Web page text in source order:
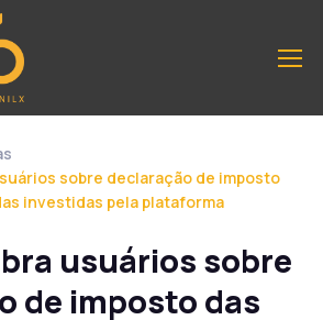
sobre declaração de imposto
investidas pela plataforma
usuários sobre
de imposto das